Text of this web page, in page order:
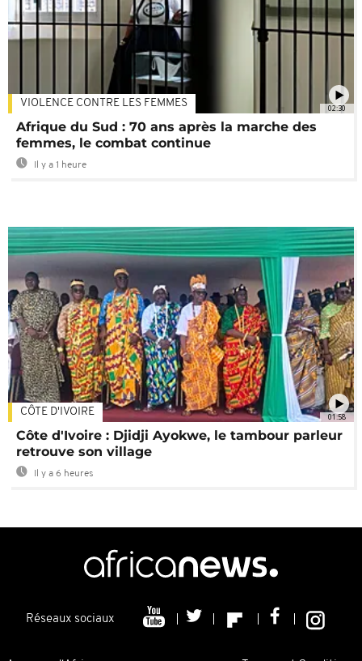
02:30
VIOLENCE CONTRE LES FEMMES
Afrique du Sud : 70 ans après la marche des
femmes, le combat continue
Il y a 1 heure
01:58
CÔTE D'IVOIRE
Côte d'Ivoire : Djidji Ayokwe, le tambour parleur
retrouve son village
Il y a 6 heures
Réseaux sociaux